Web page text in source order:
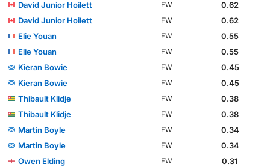
David Junior Hoilett
FW
0.62
David Junior Hoilett
FW
0.62
Elie Youan
FW
0.55
Elie Youan
FW
0.55
Kieran Bowie
FW
0.45
Kieran Bowie
FW
0.45
Thibault Klidje
FW
0.38
Thibault Klidje
FW
0.38
Martin Boyle
FW
0.34
Martin Boyle
FW
0.34
Owen Elding
FW
0.31